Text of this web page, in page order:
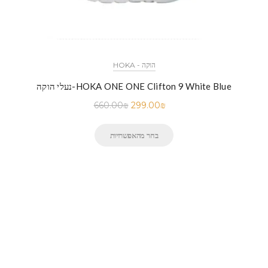
HOKA - הוקה
נעלי הוקה-HOKA ONE ONE Clifton 9 White Blue
660.00₪ 299.00₪
בחר מהאפשרויות